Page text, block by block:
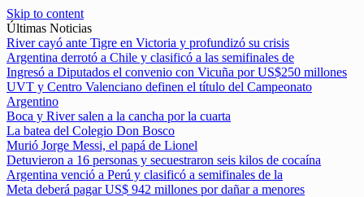
Skip to content
Últimas Noticias
River cayó ante Tigre en Victoria y profundizó su crisis
Argentina derrotó a Chile y clasificó a las semifinales de
Ingresó a Diputados el convenio con Vicuña por US$250 millones
UVT y Centro Valenciano definen el título del Campeonato
Argentino
Boca y River salen a la cancha por la cuarta
La batea del Colegio Don Bosco
Murió Jorge Messi, el papá de Lionel
Detuvieron a 16 personas y secuestraron seis kilos de cocaína
Argentina venció a Perú y clasificó a semifinales de la
Meta deberá pagar US$ 942 millones por dañar a menores